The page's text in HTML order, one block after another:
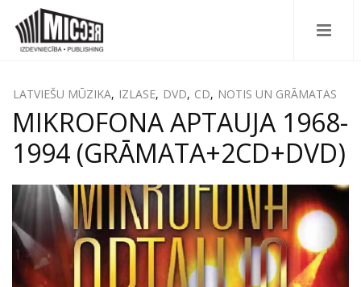
LATVIEŠU MŪZIKA, IZLASE, DVD, CD, NOTIS UN GRĀMATAS
MIKROFONA APTAUJA 1968-
1994 (GRĀMATA+2CD+DVD)